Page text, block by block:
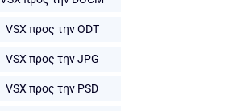
VSX προς την ODT
VSX προς την JPG
VSX προς την PSD